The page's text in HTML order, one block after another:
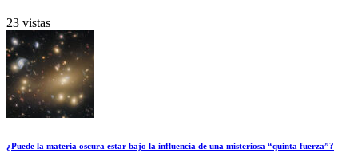
23 vistas
¿Puede la materia oscura estar bajo la influencia de una misteriosa “quinta fuerza”?